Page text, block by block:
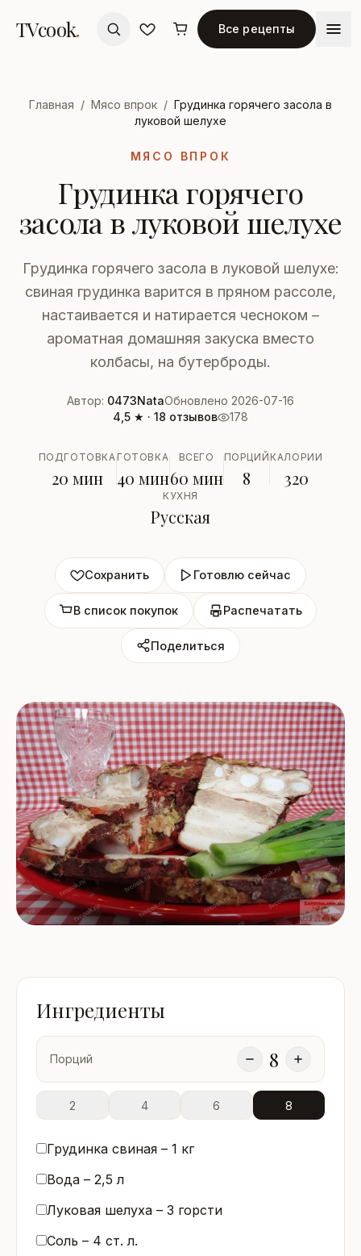
TVcook. Все рецепты
Главная / Мясо впрок / Грудинка горячего засола в
луковой шелухе
МЯСО ВПРОК
Грудинка горячего
засола в луковой шелухе
Грудинка горячего засола в луковой шелухе:
свиная грудинка варится в пряном рассоле,
настаивается и натирается чесноком –
ароматная домашняя закуска вместо
колбасы, на бутерброды.
Автор: 0473NataОбновлено 2026-07-16
4,5 ★ · 18 отзывов
178
ПОДГОТОВКА
20 мин
ГОТОВКА
40 мин
ВСЕГО
60 мин
ПОРЦИЙ
8
КАЛОРИИ
320
КУХНЯ
Русская
Сохранить Готовлю сейчас
В список покупок Распечатать
Поделиться
Ингредиенты
Порций 8
2 4 6 8
Грудинка свиная – 1 кг
Вода – 2,5 л
Луковая шелуха – 3 горсти
Соль – 4 ст. л.